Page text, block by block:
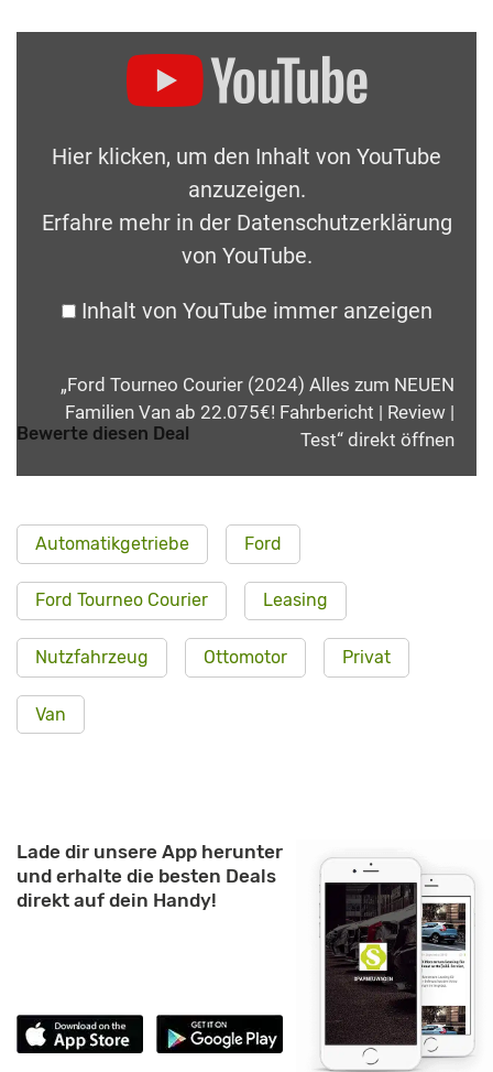
Hier klicken, um den Inhalt von YouTube
anzuzeigen.
Erfahre mehr in der Datenschutzerklärung
von YouTube.
Inhalt von YouTube immer anzeigen
„Ford Tourneo Courier (2024) Alles zum NEUEN
Familien Van ab 22.075€! Fahrbericht | Review |
Test“ direkt öffnen
Bewerte diesen Deal
Automatikgetriebe Ford
Ford Tourneo Courier Leasing
Nutzfahrzeug Ottomotor Privat
Van
Lade dir unsere App herunter
und erhalte die besten Deals
direkt auf dein Handy!